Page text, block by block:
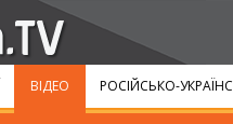
ВІДЕО РОСІЙСЬКО-